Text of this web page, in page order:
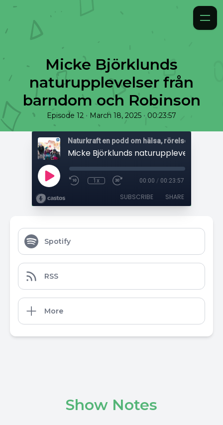
Micke Björklunds
naturupplevelser från
barndom och Robinson
Episode 12 • March 18, 2025 • 00:23:57
1x 00:00 / 00:23:57
SUBSCRIBE SHARE
Spotify
RSS
More
Show Notes